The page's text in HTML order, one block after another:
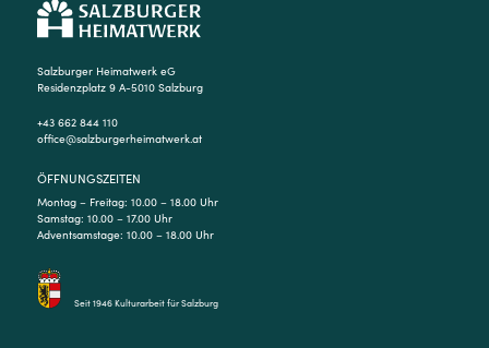
Salzburger Heimatwerk eG
Residenzplatz 9 A-5010 Salzburg
+43 662 844 110
office@salzburgerheimatwerk.at
ÖFFNUNGSZEITEN
Montag – Freitag: 10.00 – 18.00 Uhr
Samstag: 10.00 – 17.00 Uhr
Adventsamstage: 10.00 – 18.00 Uhr
Seit 1946 Kulturarbeit für Salzburg